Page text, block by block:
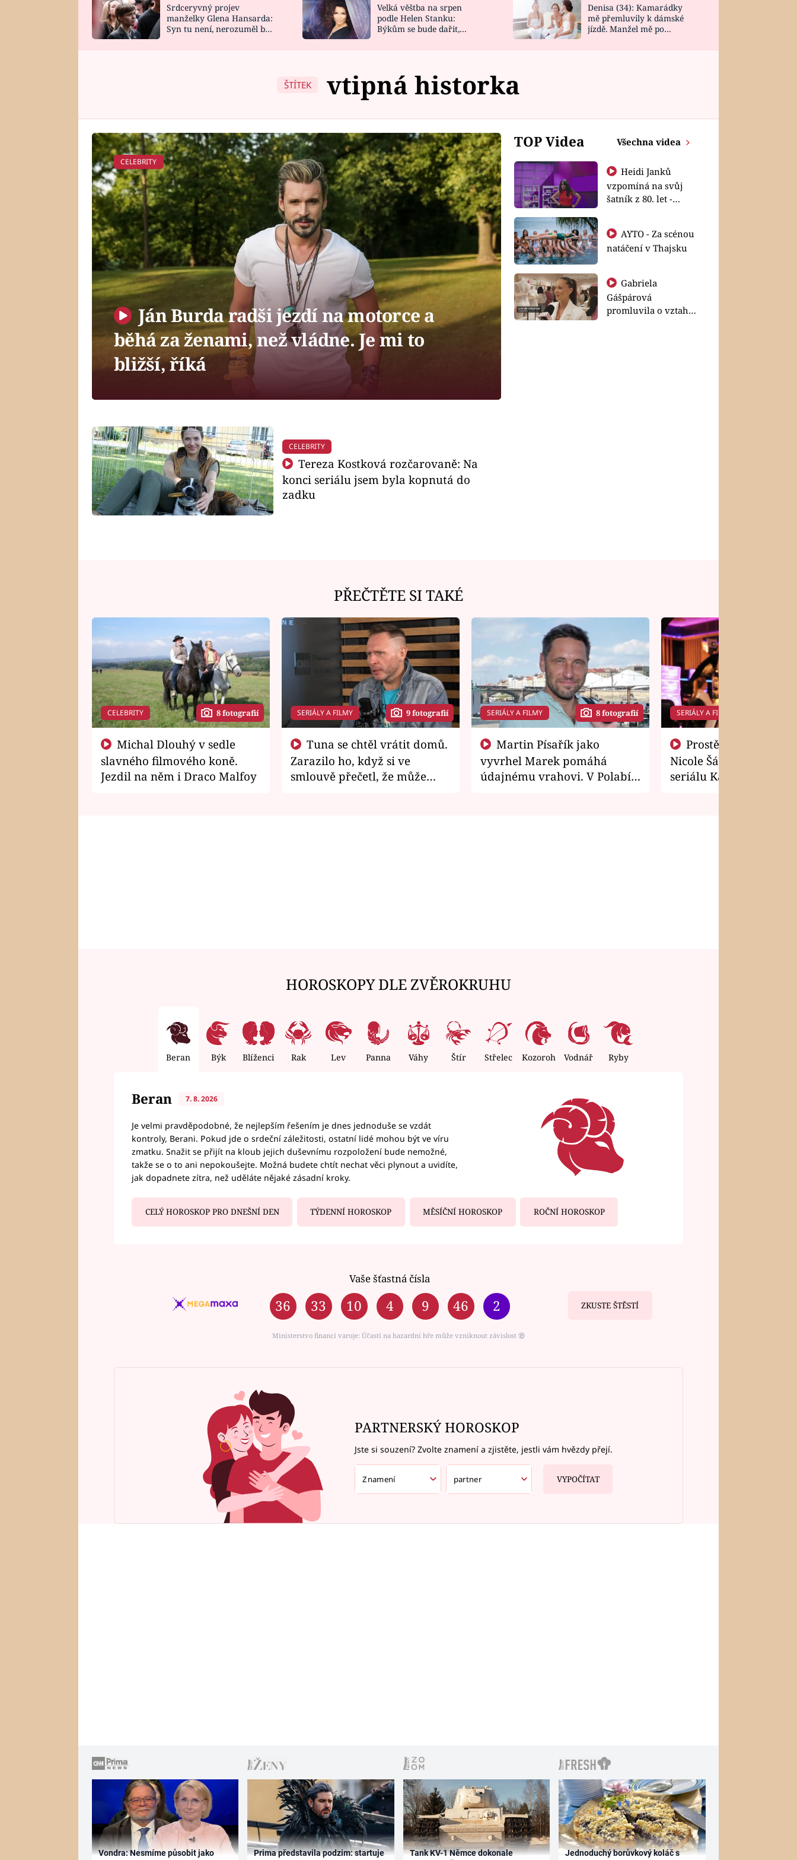
HOROSKOP NA
CELEBRITY
VAŘENÍ
NOVINKY
VIDEORECEPTY
DESIGN
Srdceryvný projev
manželky Glena Hansarda:
Syn tu není, nerozuměl by
Velká věštba na srpen
podle Helen Stanku:
Býkům se bude dařit,
Denisa (34): Kamarádky
mě přemluvily k dámské
jízdě. Manžel mě po
ŠTÍTEK vtipná historka
TOP Videa Všechna videa
Heidi Janků
vzpomíná na svůj
šatník z 80. let -
natáčení v Thajsku
Gabriela
Gášpárová
promluvila o vztahu
CELEBRITY
Ján Burda radši jezdí na motorce a
běhá za ženami, než vládne. Je mi to
bližší, říká
CELEBRITY
Tereza Kostková rozčarovaně: Na
konci seriálu jsem byla kopnutá do
zadku
PŘEČTĚTE SI TAKÉ
CELEBRITY 8 fotografií
slavného filmového koně.
Jezdil na něm i Draco Malfoy
SERIÁLY A FILMY 9 fotografií
Zarazilo ho, když si ve
smlouvě přečetl, že může
SERIÁLY A FILMY 8 fotografií
vyvrhel Marek pomáhá
údajnému vrahovi. V Polabí
SERIÁLY A FILMY
Nicole Šáchová získala
seriálu Kamarádi
HOROSKOPY DLE ZVĚROKRUHU
Beran Býk Blíženci Rak Lev Panna Váhy Štír Střelec Kozoroh Vodnář Ryby
Beran 7. 8. 2026
Je velmi pravděpodobné, že nejlepším řešením je dnes jednoduše se vzdát
kontroly, Berani. Pokud jde o srdeční záležitosti, ostatní lidé mohou být ve víru
zmatku. Snažit se přijít na kloub jejich duševnímu rozpoložení bude nemožné,
takže se o to ani nepokoušejte. Možná budete chtít nechat věci plynout a uvidíte,
jak dopadnete zítra, než uděláte nějaké zásadní kroky.
CELÝ HOROSKOP PRO DNEŠNÍ DEN TÝDENNÍ HOROSKOP MĚSÍČNÍ HOROSKOP ROČNÍ HOROSKOP
Vaše šťastná čísla
36 33 10 4 9 46 2 ZKUSTE ŠTĚSTÍ
Ministerstvo financí varuje: Účastí na hazardní hře může vzniknout závislost ⑱
PARTNERSKÝ HOROSKOP
Jste si souzení? Zvolte znamení a zjistěte, jestli vám hvězdy přejí.
VYPOČÍTAT
Vondra: Nesmíme působit jako Prima představila podzim: startuje Tank KV-1 Němce dokonale Jednoduchý borůvkový koláč s